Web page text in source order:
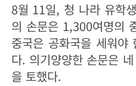
8월 11일, 청 나라 유학
의 손문은 1,300여명의
중국은 공화국을 세워야
다. 의기양양한 손문은
을 토했다.